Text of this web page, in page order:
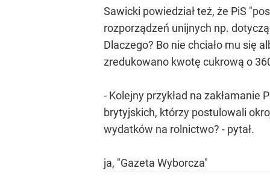
Sawicki powiedział też, że PiS
rozporządzeń unijnych np.
Dlaczego? Bo nie chciało mu się
zredukowano kwotę cukrową o
- Kolejny przykład na
brytyjskich, którzy postulowali
wydatków na rolnictwo? - pytał.
ja, "Gazeta Wyborcza"